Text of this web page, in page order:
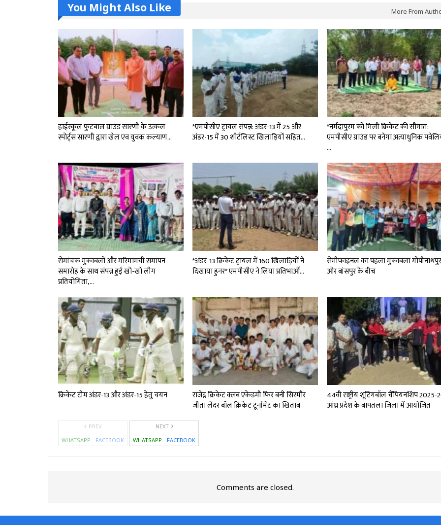
You Might Also Like More From
हाईस्कूल फुटबाल ग्राउंड सारणी के उत्कल
स्पोर्ट्स सारणी द्वारा खेल एव युवक कल्याण…
*एमपीसीए ट्रायल संपन्न: अंडर-13 में 25 और
अंडर-15 में 30 शॉर्टलिस्ट खिलाड़ियों सहित…
*नर्मदापुरम को मिली क्रिकेट की सौगात:
एमपीसीए ग्राउंड पर बनेगा अत्याधुनिक
…
रोमांचक मुकाबलों और गरिमामयी समापन
समारोह के साथ संपन्न हुई खो-खो लीग
प्रतियोगिता,…
*अंडर-13 क्रिकेट ट्रायल में 160 खिलाड़ियों ने
दिखाया हुनर* एमपीसीए ने लिया प्रतिभाओं…
सेमीफाइनल का पहला मुकाबला
ओर बांसपुर के बीच
क्रिकेट टीम अंडर-13 और अंडर-15 हेतु चयन
राजेंद्र क्रिकेट क्लब एकेडमी फिर बनी सिरमौर
जीता लेदर बॉल क्रिकेट टूर्नामेंट का खिताब
44वी राष्ट्रीय शूटिंगबॉल चैंपियनशिप 2025-
आंध्र प्रदेश के बापतला जिला में आयोजित
PREV
WHATSAPP
FACEBOOK
NEXT
WHATSAPP
FACEBOOK
Comments are closed.